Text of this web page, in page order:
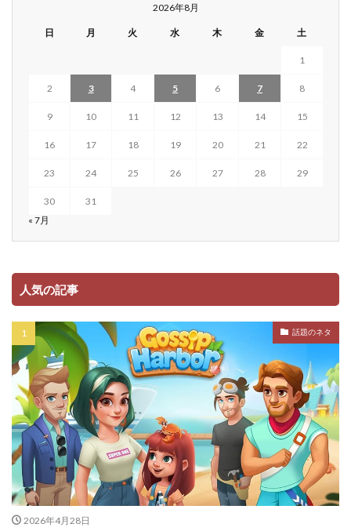
2026年8月
日 月 火 水 木 金 土
1
2 3 4 5 6 7 8
9 10 11 12 13 14 15
16 17 18 19 20 21 22
23 24 25 26 27 28 29
30
31
« 7月
人気の記事
話題のネタ
2026年4月28日